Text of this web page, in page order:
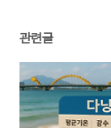
관련글